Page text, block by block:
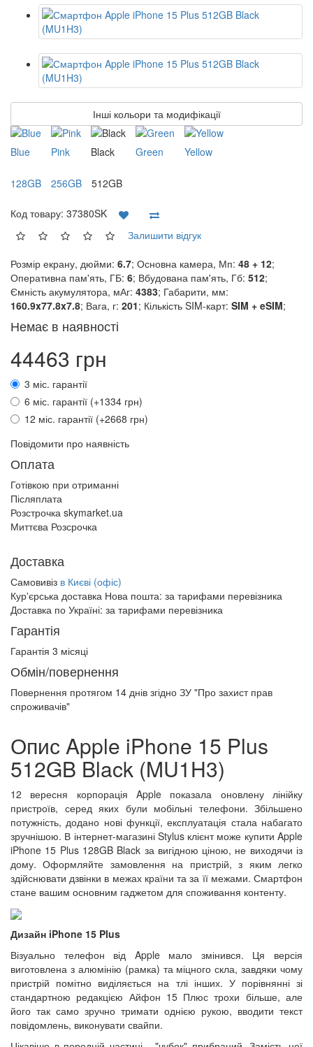
Інші кольори та модифікації
Blue Pink Black Green Yellow
128GB 256GB 512GB
Код товару: 37380SK
Залишити відгук
Розмір екрану, дюйми: 6.7; Основна камера, Мп: 48 + 12;
Оперативна пам'ять, ГБ: 6; Вбудована пам'ять, Гб: 512;
Ємність акумулятора, мАг: 4383; Габарити, мм:
160.9x77.8x7.8; Вага, г: 201; Кількість SIM-карт: SIM + eSIM;
Немає в наявності
44463 грн
3 міс. гарантії
6 міс. гарантії (+1334 грн)
12 міс. гарантії (+2668 грн)
Повідомити про наявність
Оплата
Готівкою при отриманні
Післяплата
Розстрочка skymarket.ua
Миттєва Розсрочка
Доставка
Самовивіз в Києві (офіс)
Кур'єрська доставка Нова пошта: за тарифами перевізника
Доставка по Україні: за тарифами перевізника
Гарантія
Гарантія 3 місяці
Обмін/повернення
Повернення протягом 14 днів згідно ЗУ "Про захист прав
спроживачів"
Опис Apple iPhone 15 Plus
512GB Black (MU1H3)
12 вересня корпорація Apple показала оновлену лінійку
пристроїв, серед яких були мобільні телефони. Збільшено
потужність, додано нові функції, експлуатація стала набагато
зручнішою. В інтернет-магазині Stylus клієнт може купити Apple
iPhone 15 Plus 128GB Black за вигідною ціною, не виходячи із
дому. Оформляйте замовлення на пристрій, з яким легко
здійснювати дзвінки в межах країни та за її межами. Смартфон
стане вашим основним гаджетом для споживання контенту.
Дизайн iPhone 15 Plus
Візуально телефон від Apple мало змінився. Ця версія
виготовлена з алюмінію (рамка) та міцного скла, завдяки чому
пристрій помітно виділяється на тлі інших. У порівнянні зі
стандартною редакцією Айфон 15 Плюс трохи більше, але
його так само зручно тримати однією рукою, вводити текст
повідомлень, виконувати свайпи.